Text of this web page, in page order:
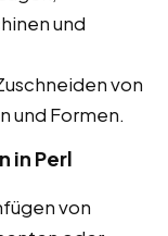
und
von
und Formen.
in Perl
von